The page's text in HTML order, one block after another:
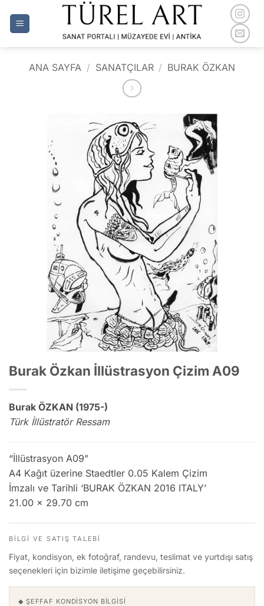
ANA SAYFA / SANATÇILAR / BURAK ÖZKAN
Burak Özkan İllüstrasyon Çizim A09
Burak ÖZKAN (1975-)
Türk İllüstratör Ressam
“İllüstrasyon A09”
A4 Kağıt üzerine Staedtler 0.05 Kalem Çizim
İmzalı ve Tarihli ‘BURAK ÖZKAN 2016 ITALY’
21.00 x 29.70 cm
BILGI VE SATIŞ TALEBI
Fiyat, kondisyon, ek fotoğraf, randevu, teslimat ve yurtdışı satış
seçenekleri için bizimle iletişime geçebilirsiniz.
◆ ŞEFFAF KONDISYON BILGISI